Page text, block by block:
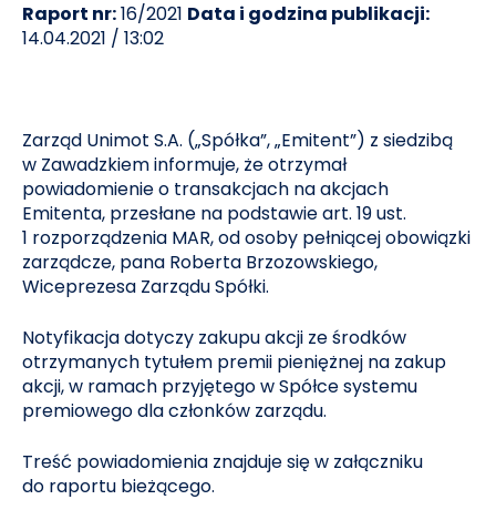
Raport nr:16/2021 Data i godzina publikacji:
14.04.2021 / 13:02
Zarząd Unimot S.A. („Spółka”, „Emitent”) z siedzibą
w Zawadzkiem informuje, że otrzymał
powiadomienie o transakcjach na akcjach
Emitenta, przesłane na podstawie art. 19 ust.
1 rozporządzenia MAR, od osoby pełniącej obowiązki
zarządcze, pana Roberta Brzozowskiego,
Wiceprezesa Zarządu Spółki.
Notyfikacja dotyczy zakupu akcji ze środków
otrzymanych tytułem premii pieniężnej na zakup
akcji, w ramach przyjętego w Spółce systemu
premiowego dla członków zarządu.
Treść powiadomienia znajduje się w załączniku
do raportu bieżącego.